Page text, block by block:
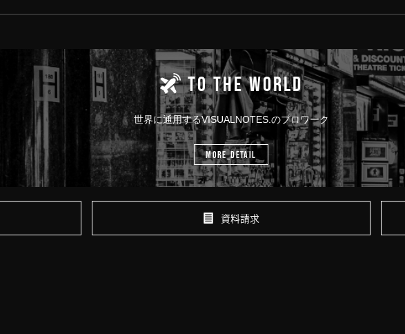
TO THE WORLD
世界に通用するVISUALNOTES.のプロワーク
MORE_DETAIL
資料請求